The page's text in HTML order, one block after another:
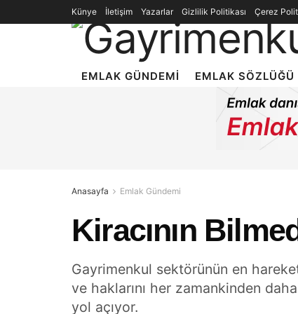
Künye İletişim Yazarlar Gizlilik Politikası Çerez
EMLAK GÜNDEMI EMLAK SÖZLÜĞÜ
Anasayfa Emlak Gündemi
Kiracının
Gayrimenkul sektörünün en
ve haklarını her zamankinden
yol açıyor.